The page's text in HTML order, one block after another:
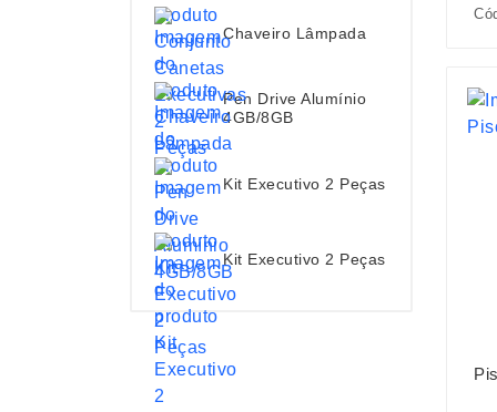
Chaveiro Lâmpada
Pen Drive Alumínio
4GB/8GB
Kit Executivo 2 Peças
Kit Executivo 2 Peças